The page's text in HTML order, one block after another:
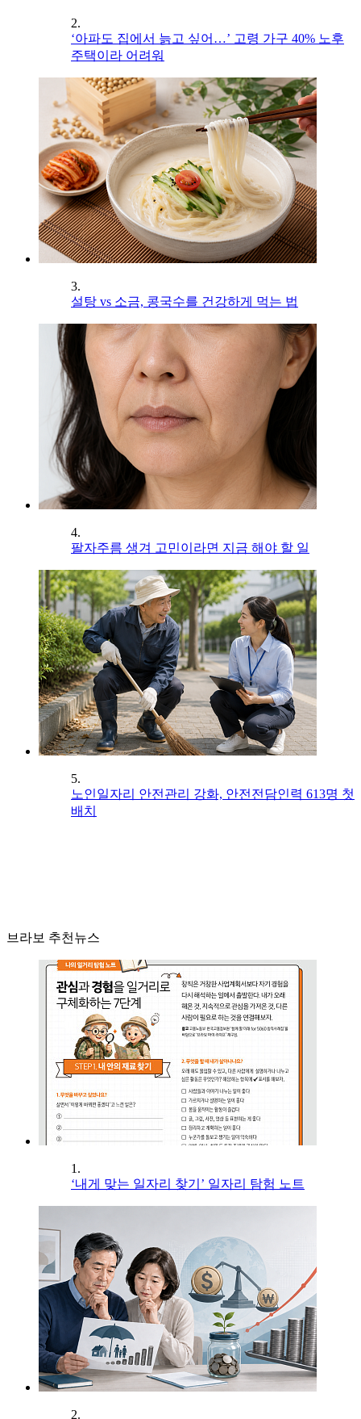
2.
‘아파도 집에서 늙고 싶어…’ 고령 가구 40% 노후
주택이라 어려워
3.
설탕 vs 소금, 콩국수를 건강하게 먹는 법
4.
팔자주름 생겨 고민이라면 지금 해야 할 일
5.
노인일자리 안전관리 강화, 안전전담인력 613명 첫
배치
브라보 추천뉴스
1.
‘내게 맞는 일자리 찾기’ 일자리 탐험 노트
2.